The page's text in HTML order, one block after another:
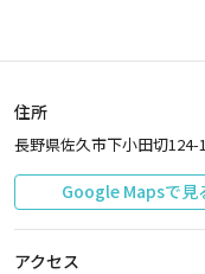
住所
長野県佐久市下小田切124-1
Google Mapsで見
アクセス